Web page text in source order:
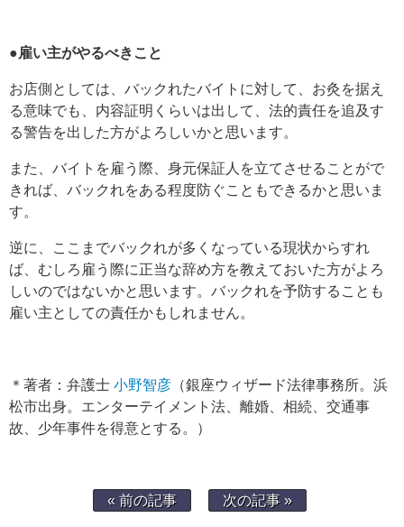
●雇い主がやるべきこと
お店側としては、バックれたバイトに対して、お灸を据え
る意味でも、内容証明くらいは出して、法的責任を追及す
る警告を出した方がよろしいかと思います。
また、バイトを雇う際、身元保証人を立てさせることがで
きれば、バックれをある程度防ぐこともできるかと思いま
す。
逆に、ここまでバックれが多くなっている現状からすれ
ば、むしろ雇う際に正当な辞め方を教えておいた方がよろ
しいのではないかと思います。バックれを予防することも
雇い主としての責任かもしれません。
＊著者：弁護士 小野智彦 （銀座ウィザード法律事務所。浜
松市出身。エンターテイメント法、離婚、相続、交通事
故、少年事件を得意とする。）
« 前の記事 次の記事 »